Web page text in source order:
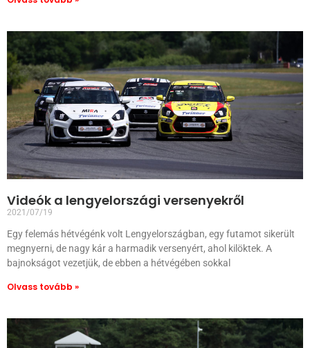
Videók a lengyelországi versenyekről
2021/07/19
Egy felemás hétvégénk volt Lengyelországban, egy futamot sikerült
megnyerni, de nagy kár a harmadik versenyért, ahol kilöktek. A
bajnokságot vezetjük, de ebben a hétvégében sokkal
Olvass tovább »